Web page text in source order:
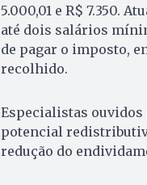
5.000,01 e R$ 7.350.
até dois salários
de pagar o imposto,
recolhido.
Especialistas ouvidos
potencial
redução do